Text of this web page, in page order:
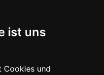
ist uns
Cookies und